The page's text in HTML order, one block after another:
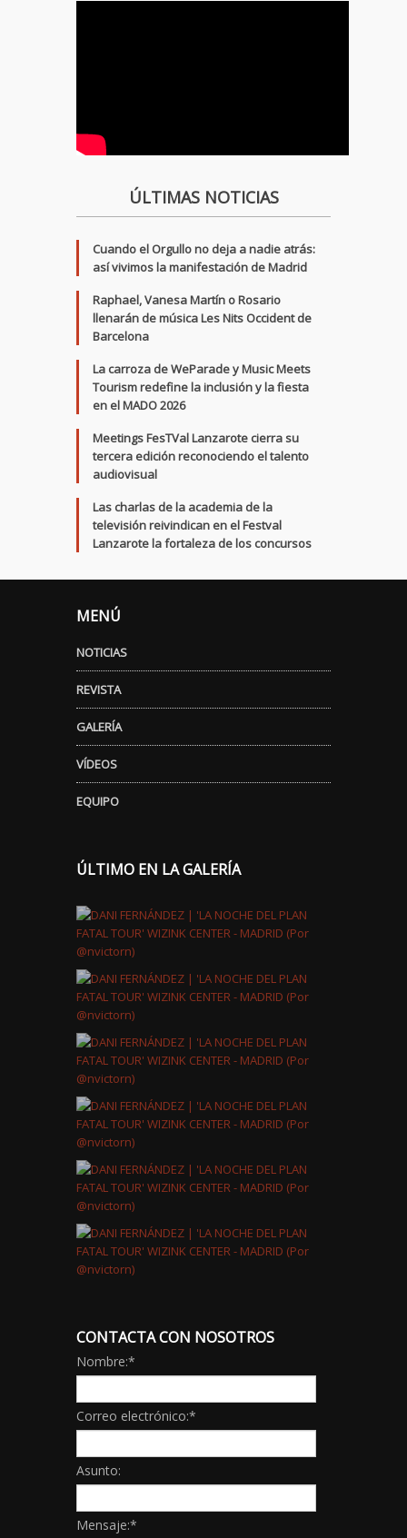
ÚLTIMAS NOTICIAS
Cuando el Orgullo no deja a nadie atrás:
así vivimos la manifestación de Madrid
Raphael, Vanesa Martín o Rosario
llenarán de música Les Nits Occident de
Barcelona
La carroza de WeParade y Music Meets
Tourism redefine la inclusión y la fiesta
en el MADO 2026
Meetings FesTVal Lanzarote cierra su
tercera edición reconociendo el talento
audiovisual
Las charlas de la academia de la
televisión reivindican en el Festval
Lanzarote la fortaleza de los concursos
MENÚ
NOTICIAS
REVISTA
GALERÍA
VÍDEOS
EQUIPO
ÚLTIMO EN LA GALERÍA
CONTACTA CON NOSOTROS
Nombre:*
Correo electrónico:*
Asunto:
Mensaje:*